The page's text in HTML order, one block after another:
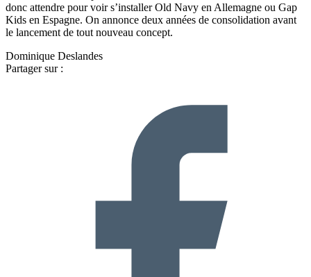
donc attendre pour voir s’installer Old Navy en Allemagne ou Gap
Kids en Espagne. On annonce deux années de consolidation avant
le lancement de tout nouveau concept.
Dominique Deslandes
Partager sur :